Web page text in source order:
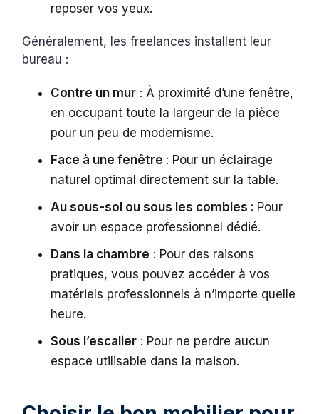
reposer vos yeux.
Généralement, les freelances installent leur
bureau :
Contre un mur : À proximité d’une fenêtre,
en occupant toute la largeur de la pièce
pour un peu de modernisme.
Face à une fenêtre : Pour un éclairage
naturel optimal directement sur la table.
Au sous-sol ou sous les combles : Pour
avoir un espace professionnel dédié.
Dans la chambre : Pour des raisons
pratiques, vous pouvez accéder à vos
matériels professionnels à n’importe quelle
heure.
Sous l’escalier : Pour ne perdre aucun
espace utilisable dans la maison.